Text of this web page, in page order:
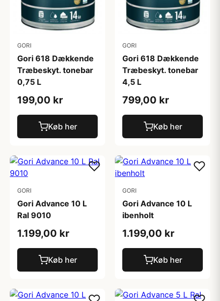
GORI
Gori 618 Dækkende
Træbeskyt. tonebar
0,75 L
199,00 kr
Køb her
GORI
Gori 618 Dækkende
Træbeskyt. tonebar
4,5 L
799,00 kr
Køb her
GORI
Gori Advance 10 L
Ral 9010
1.199,00 kr
Køb her
GORI
Gori Advance 10 L
ibenholt
1.199,00 kr
Køb her